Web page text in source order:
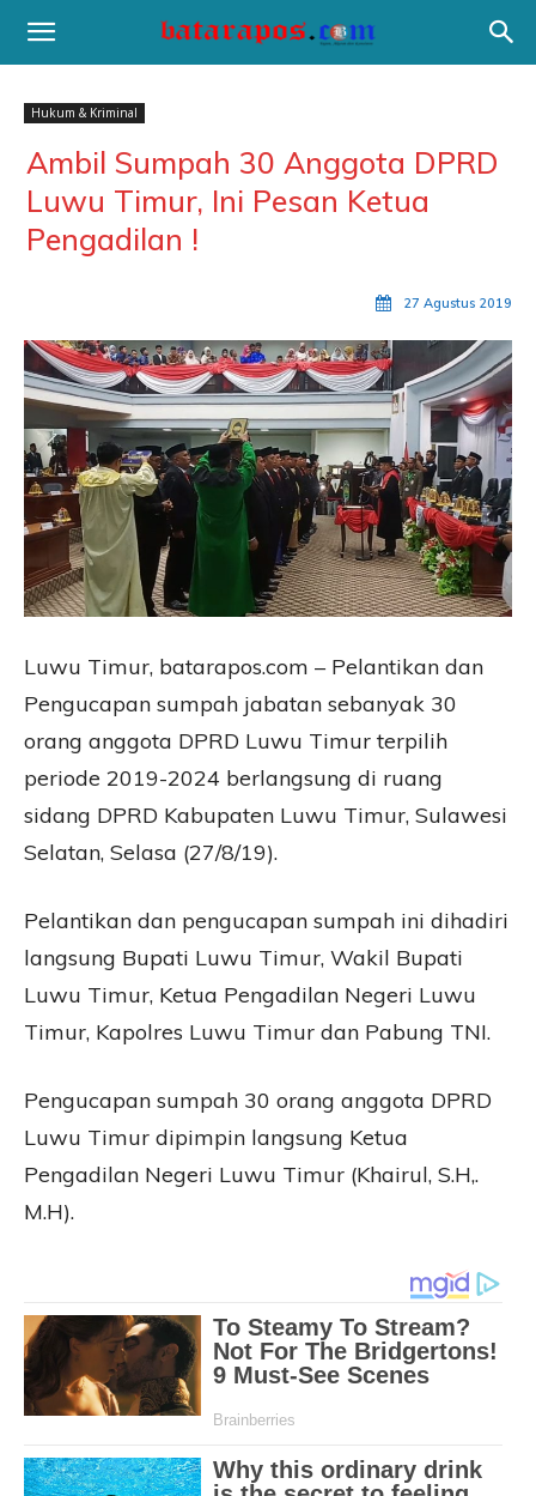
Hukum & Kriminal
Ambil Sumpah 30 Anggota DPRD
Luwu Timur, Ini Pesan Ketua
Pengadilan !
27 Agustus 2019
Luwu Timur, batarapos.com – Pelantikan dan
Pengucapan sumpah jabatan sebanyak 30
orang anggota DPRD Luwu Timur terpilih
periode 2019-2024 berlangsung di ruang
sidang DPRD Kabupaten Luwu Timur, Sulawesi
Selatan, Selasa (27/8/19).
Pelantikan dan pengucapan sumpah ini dihadiri
langsung Bupati Luwu Timur, Wakil Bupati
Luwu Timur, Ketua Pengadilan Negeri Luwu
Timur, Kapolres Luwu Timur dan Pabung TNI.
Pengucapan sumpah 30 orang anggota DPRD
Luwu Timur dipimpin langsung Ketua
Pengadilan Negeri Luwu Timur (Khairul, S.H,.
M.H).